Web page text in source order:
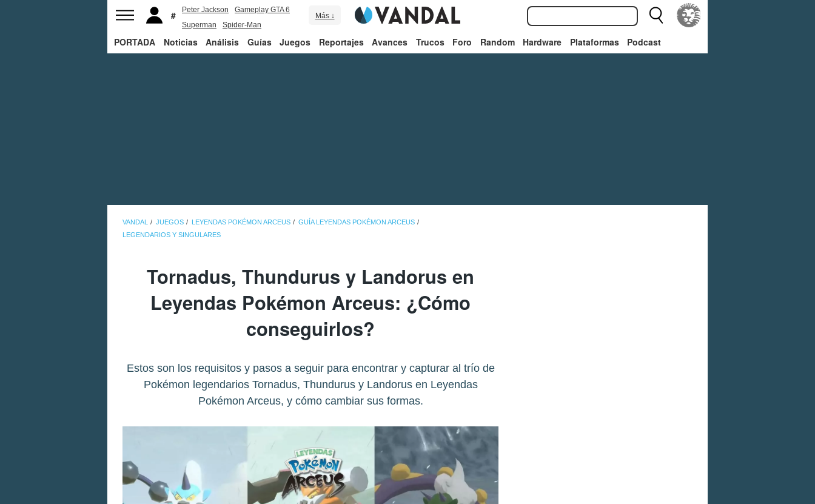
Peter Jackson
Gameplay GTA 6
Superman
Spider-Man
Más ↓
PORTADA Noticias Análisis Guías Juegos Reportajes Avances Trucos Foro Random Hardware Plataformas Podcast
VANDAL JUEGOS LEYENDAS POKÉMON ARCEUS
GUÍA LEYENDAS POKÉMON ARCEUS
LEGENDARIOS Y SINGULARES
Tornadus, Thundurus y Landorus en
Leyendas Pokémon Arceus: ¿Cómo
conseguirlos?
Estos son los requisitos y pasos a seguir para encontrar y capturar al trío de
Pokémon legendarios Tornadus, Thundurus y Landorus en Leyendas
Pokémon Arceus, y cómo cambiar sus formas.